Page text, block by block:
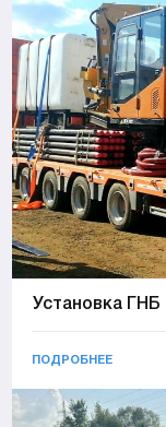
Установка ГНБ
ПОДРОБНЕЕ